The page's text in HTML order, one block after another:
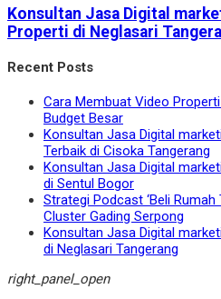
Konsultan Jasa Digital
Properti di Neglasari
Recent Posts
Cara Membuat Video
Budget Besar
Konsultan Jasa Digital
Terbaik di Cisoka Tangerang
Konsultan Jasa Digital
di Sentul Bogor
Strategi Podcast ‘Beli
Cluster Gading Serpong
Konsultan Jasa Digital
di Neglasari Tangerang
right_panel_open